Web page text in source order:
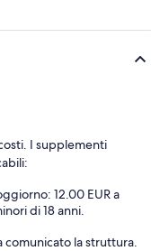
I supplementi
12.00 EUR a
di 18 anni.
la struttura.